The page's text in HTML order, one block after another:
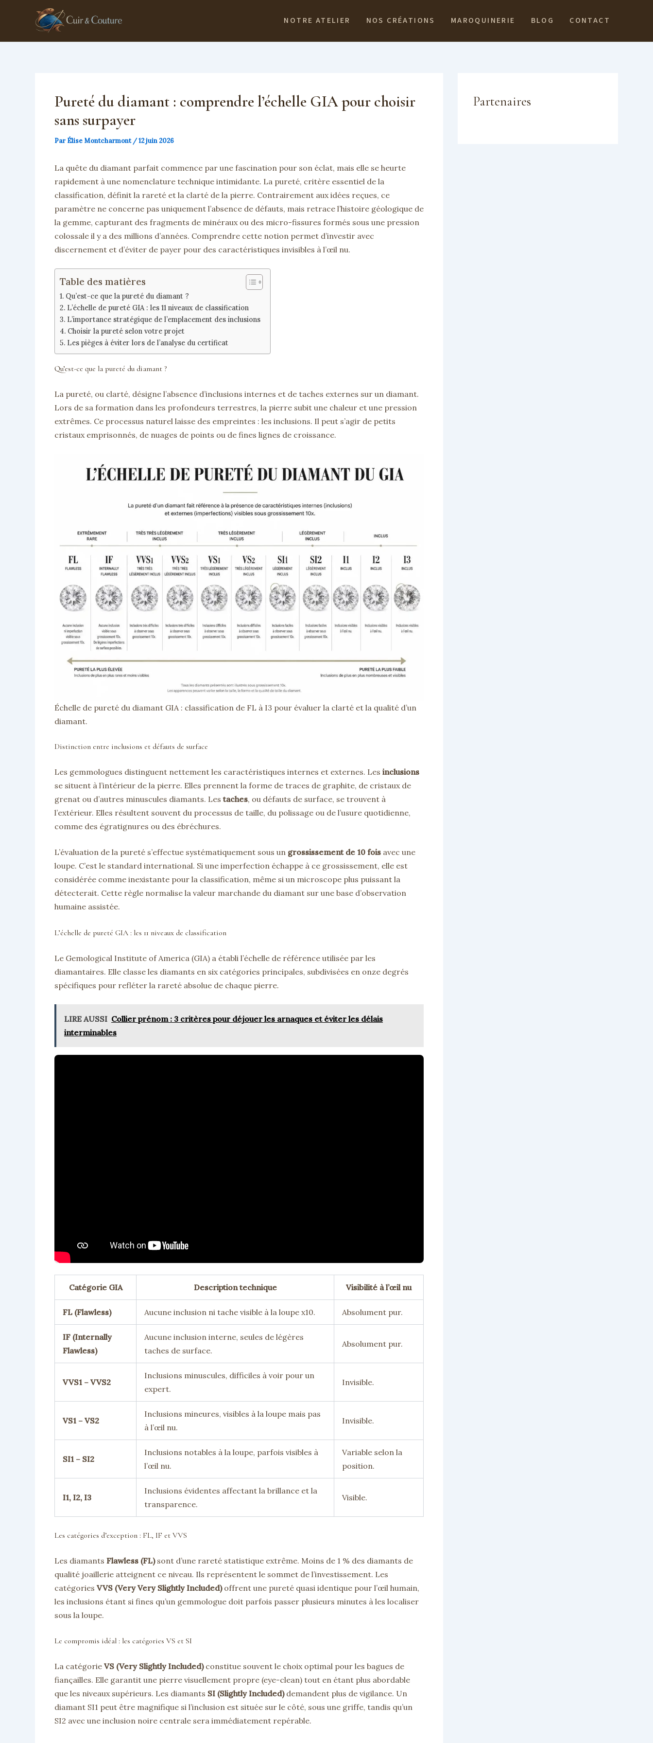
NOTRE ATELIER NOS CRÉATIONS MAROQUINERIE BLOG CONTACT
Pureté du diamant : comprendre l’échelle GIA pour choisir
sans surpayer
Par Élise Montcharmont /12 juin 2026
La quête du diamant parfait commence par une fascination pour son éclat, mais elle se heurte
rapidement à une nomenclature technique intimidante. La pureté, critère essentiel de la
classification, définit la rareté et la clarté de la pierre. Contrairement aux idées reçues, ce
paramètre ne concerne pas uniquement l’absence de défauts, mais retrace l’histoire géologique de
la gemme, capturant des fragments de minéraux ou des micro-fissures formés sous une pression
colossale il y a des millions d’années. Comprendre cette notion permet d’investir avec
discernement et d’éviter de payer pour des caractéristiques invisibles à l’œil nu.
Table des matières
Qu’est-ce que la pureté du diamant ?
L’échelle de pureté GIA : les 11 niveaux de classification
L’importance stratégique de l’emplacement des inclusions
Choisir la pureté selon votre projet
Les pièges à éviter lors de l’analyse du certificat
Qu’est-ce que la pureté du diamant ?
La pureté, ou clarté, désigne l’absence d’inclusions internes et de taches externes sur un diamant.
Lors de sa formation dans les profondeurs terrestres, la pierre subit une chaleur et une pression
extrêmes. Ce processus naturel laisse des empreintes : les inclusions. Il peut s’agir de petits
cristaux emprisonnés, de nuages de points ou de fines lignes de croissance.
Échelle de pureté du diamant GIA : classification de FL à I3 pour évaluer la clarté et la qualité d’un
diamant.
Distinction entre inclusions et défauts de surface
Les gemmologues distinguent nettement les caractéristiques internes et externes. Les inclusions
se situent à l’intérieur de la pierre. Elles prennent la forme de traces de graphite, de cristaux de
grenat ou d’autres minuscules diamants. Lestaches, ou défauts de surface, se trouvent à
l’extérieur. Elles résultent souvent du processus de taille, du polissage ou de l’usure quotidienne,
comme des égratignures ou des ébréchures.
L’évaluation de la pureté s’effectue systématiquement sous un grossissement de 10 fois avec une
loupe. C’est le standard international. Si une imperfection échappe à ce grossissement, elle est
considérée comme inexistante pour la classification, même si un microscope plus puissant la
détecterait. Cette règle normalise la valeur marchande du diamant sur une base d’observation
humaine assistée.
L’échelle de pureté GIA : les 11 niveaux de classification
Le Gemological Institute of America (GIA) a établi l’échelle de référence utilisée par les
diamantaires. Elle classe les diamants en six catégories principales, subdivisées en onze degrés
spécifiques pour refléter la rareté absolue de chaque pierre.
LIRE AUSSI Collier prénom : 3 critères pour déjouer les arnaques et éviter les délais
interminables
Catégorie GIA Description technique Visibilité à l’œil nu
FL (Flawless) Aucune inclusion ni tache visible à la loupe x10. Absolument pur.
IF (Internally
Flawless)
Aucune inclusion interne, seules de légères
taches de surface.
Absolument pur.
VVS1 – VVS2
Inclusions minuscules, difficiles à voir pour un
expert.
Invisible.
VS1 – VS2
Inclusions mineures, visibles à la loupe mais pas
à l’œil nu.
Invisible.
SI1 – SI2
Inclusions notables à la loupe, parfois visibles à
l’œil nu.
Variable selon la
position.
I1, I2, I3
Inclusions évidentes affectant la brillance et la
transparence.
Visible.
Les catégories d’exception : FL, IF et VVS
Les diamants Flawless (FL)sont d’une rareté statistique extrême. Moins de 1 % des diamants de
qualité joaillerie atteignent ce niveau. Ils représentent le sommet de l’investissement. Les
catégories VVS (Very Very Slightly Included)offrent une pureté quasi identique pour l’œil humain,
les inclusions étant si fines qu’un gemmologue doit parfois passer plusieurs minutes à les localiser
sous la loupe.
Le compromis idéal : les catégories VS et SI
La catégorie VS (Very Slightly Included)constitue souvent le choix optimal pour les bagues de
fiançailles. Elle garantit une pierre visuellement propre (eye-clean) tout en étant plus abordable
que les niveaux supérieurs. Les diamants SI (Slightly Included)demandent plus de vigilance. Un
diamant SI1 peut être magnifique si l’inclusion est située sur le côté, sous une griffe, tandis qu’un
SI2 avec une inclusion noire centrale sera immédiatement repérable.
Partenaires